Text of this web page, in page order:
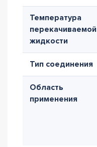
Температура
перекачиваемой
жидкости
Тип соединения
Область
применения